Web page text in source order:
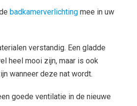
badkamerverlichtingmee in uw
verstandig. Een gladde
heel mooi zijn, maar is ook
wanneer deze nat wordt.
goede ventilatie in de nieuwe